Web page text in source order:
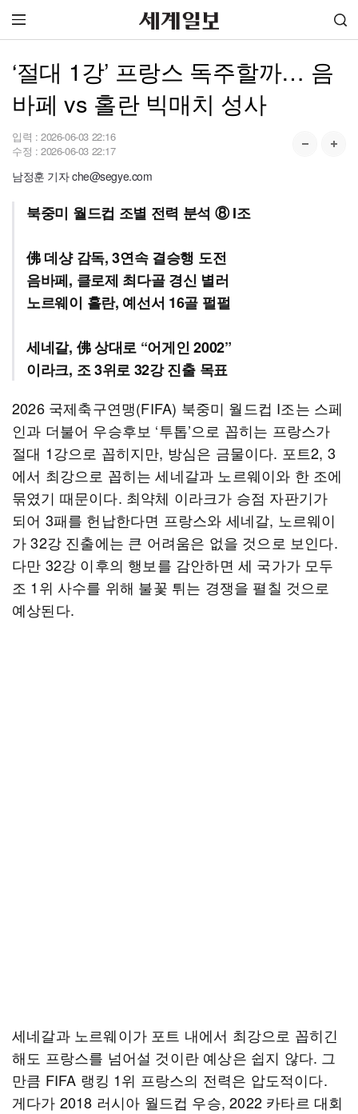
‘절대 1강’ 프랑스 독주할까… 음
바페 vs 홀란 빅매치 성사
입력 : 2026-06-03 22:16
수정 : 2026-06-03 22:17
남정훈 기자 che@segye.com
북중미 월드컵 조별 전력 분석 ⑧ I조
佛 데샹 감독, 3연속 결승행 도전
음바페, 클로제 최다골 경신 별러
노르웨이 홀란, 예선서 16골 펄펄
세네갈, 佛 상대로 “어게인 2002”
이라크, 조 3위로 32강 진출 목표
2026 국제축구연맹(FIFA) 북중미 월드컵 I조는 스페
인과 더불어 우승후보 ‘투톱’으로 꼽히는 프랑스가
절대 1강으로 꼽히지만, 방심은 금물이다. 포트2, 3
에서 최강으로 꼽히는 세네갈과 노르웨이와 한 조에
묶였기 때문이다. 최약체 이라크가 승점 자판기가
되어 3패를 헌납한다면 프랑스와 세네갈, 노르웨이
가 32강 진출에는 큰 어려움은 없을 것으로 보인다.
다만 32강 이후의 행보를 감안하면 세 국가가 모두
조 1위 사수를 위해 불꽃 튀는 경쟁을 펼칠 것으로
예상된다.
세네갈과 노르웨이가 포트 내에서 최강으로 꼽히긴
해도 프랑스를 넘어설 것이란 예상은 쉽지 않다. 그
만큼 FIFA 랭킹 1위 프랑스의 전력은 압도적이다.
게다가 2018 러시아 월드컵 우승, 2022 카타르 대회